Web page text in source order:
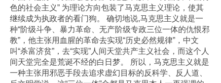
色的社会主义” 为理论方向包装了马克思主义理论，使其
继续成为执政者的看门狗。 确切地说,马克思主义就是一
种“阶级斗争、暴力革命、无产阶级专政三位一体的仇恨邪
教”，他主张用血腥的革命去实现“历史必然规律”，中文
叫“杀富济贫”，去“实现”人间天堂共产主义社会，而这个人
间天堂完全是荒诞不经的白日梦。 所以，马克思主义就是
一种主张用邪恶手段去追求虚幻目标的反科学、反人道、